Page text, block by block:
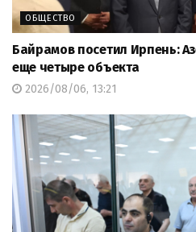
ОБЩЕСТВО
Байрамов посетил Ирпень:
еще четыре объекта
2026/08/06, 13:21